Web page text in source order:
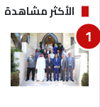
ة
ا
م
خ
ا
الأكثر مشاهدة